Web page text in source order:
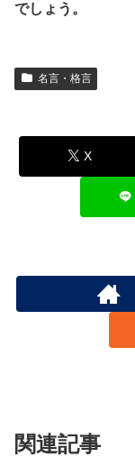
でしょう。
名言・格言
X
関連記事